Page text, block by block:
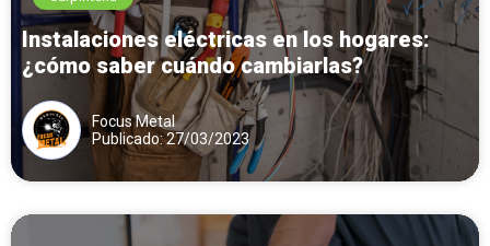
Instalaciones eléctricas en los hogares:
¿cómo saber cuándo cambiarlas?
Focus Metal
Publicado: 27/03/2023